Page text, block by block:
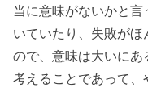
当に意味がないかと
いていたり、失敗が
ので、意味は大いに
考えることであって